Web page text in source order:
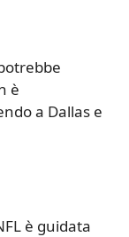
è
a Dallas e
è guidata